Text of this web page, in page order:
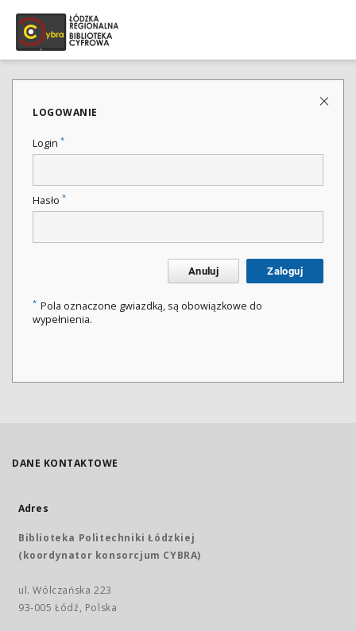
LOGOWANIE
Login *
Hasło *
Anuluj Zaloguj
* Pola oznaczone gwiazdką, są obowiązkowe do
wypełnienia.
DANE KONTAKTOWE
Adres
Biblioteka Politechniki Łódzkiej
(koordynator konsorcjum CYBRA)
ul. Wólczańska 223
93-005 Łódź, Polska